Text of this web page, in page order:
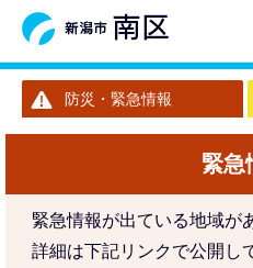
ジ
先
防災・緊急情報
緊急
緊急情報が出ている地域が
詳細は下記リンクで公開し